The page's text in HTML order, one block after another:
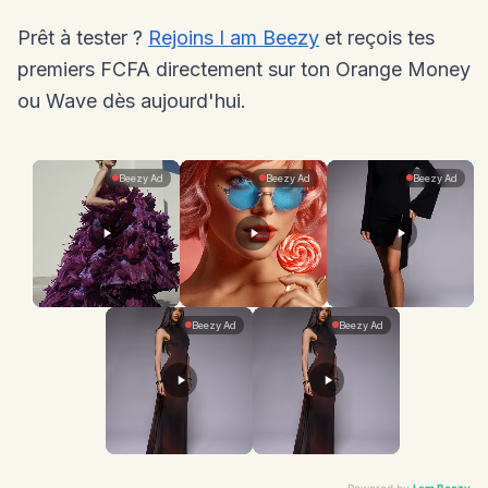
Prêt à tester ? Rejoins I am Beezy et reçois tes
premiers FCFA directement sur ton Orange Money
ou Wave dès aujourd'hui.